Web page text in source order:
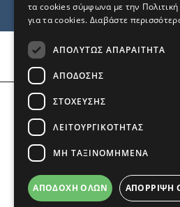
Αριθμός
COPYRIGHT © 2026 Το
τα cookies σύμφωνα με την Πολιτική
για τα cookies. Διαβάστε
ΑΠΟΛΎΤΩΣ ΑΠΑΡΑΊΤΗΤΑ
ΑΠΌΔΟΣΗΣ
ΣΤΌΧΕΥΣΗΣ
ΛΕΙΤΟΥΡΓΙΚΌΤΗΤΑΣ
ΜΗ ΤΑΞΙΝΟΜΗΜΈΝΑ
ΑΠΟΔΟΧΉ ΌΛΩΝ ΑΠΌΡΡΙΨΗ